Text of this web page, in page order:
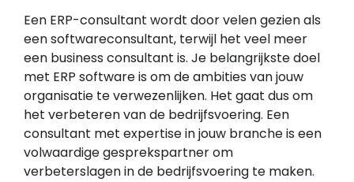
Een ERP-consultant wordt door velen gezien als
een softwareconsultant, terwijl het veel meer
een business consultant is. Je belangrijkste doel
met ERP software is om de ambities van jouw
organisatie te verwezenlijken. Het gaat dus om
het verbeteren van de bedrijfsvoering. Een
consultant met expertise in jouw branche is een
volwaardige gesprekspartner om
verbeterslagen in de bedrijfsvoering te maken.